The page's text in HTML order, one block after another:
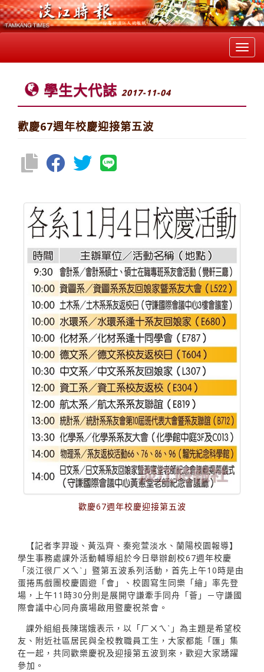
學生大代誌 2017-11-04
歡慶67週年校慶迎接第五波
歡慶67週年校慶迎接第五波
【記者李羿璇、黃泓齊、秦宛萱淡水、蘭陽校園報導】
學生事務處課外活動輔導組於今日舉辦創校67週年校慶
「淡江很ㄏㄨㄟˋ」暨第五波系列活動，首先上午10時是由
蛋捲馬戲團校慶園遊「會」、校園寫生同樂「繪」率先登
場，上午11時30分則是展開守謙牽手同舟「薈」－守謙國
際會議中心同舟廣場啟用暨慶祝茶會。
課外組組長陳瑞娥表示，以「ㄏㄨㄟˋ」為主題是希望校
友、附近社區居民與全校教職員工生，大家都能「匯」集
在一起，共同歡樂慶祝及迎接第五波到來，歡迎大家踴躍
參加。